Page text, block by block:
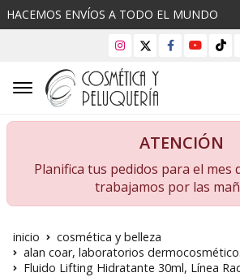
HACEMOS ENVÍOS A TODO EL MUNDO
ATENCIÓN
Planifica tus pedidos para el mes
trabajamos por las
inicio
cosmética y belleza
alan coar, laboratorios
Fluido Lifting Hidratante 30ml, Línea